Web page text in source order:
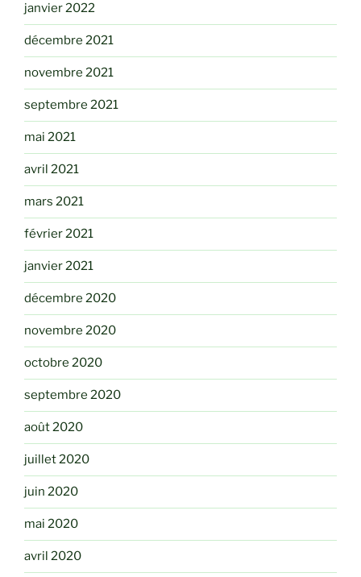
janvier 2022
décembre 2021
novembre 2021
septembre 2021
mai 2021
avril 2021
mars 2021
février 2021
janvier 2021
décembre 2020
novembre 2020
octobre 2020
septembre 2020
août 2020
juillet 2020
juin 2020
mai 2020
avril 2020